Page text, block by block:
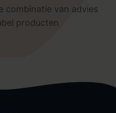
combinatie van advies
producten